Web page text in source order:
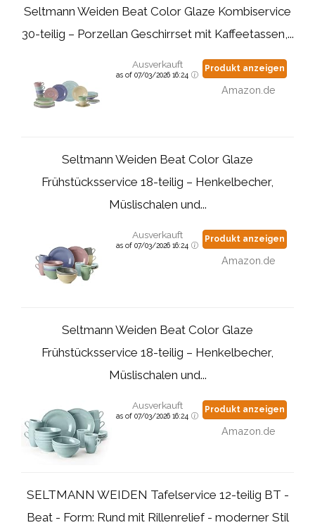
Seltmann Weiden Beat Color Glaze Kombiservice
30-teilig – Porzellan Geschirrset mit Kaffeetassen,...
Ausverkauft
as of 07/03/2026 16:24
Produkt anzeigen
Amazon.de
Seltmann Weiden Beat Color Glaze
Frühstücksservice 18-teilig – Henkelbecher,
Müslischalen und...
Ausverkauft
as of 07/03/2026 16:24
Produkt anzeigen
Amazon.de
Seltmann Weiden Beat Color Glaze
Frühstücksservice 18-teilig – Henkelbecher,
Müslischalen und...
Ausverkauft
as of 07/03/2026 16:24
Produkt anzeigen
Amazon.de
SELTMANN WEIDEN Tafelservice 12-teilig BT -
Beat - Form: Rund mit Rillenrelief - moderner Stil